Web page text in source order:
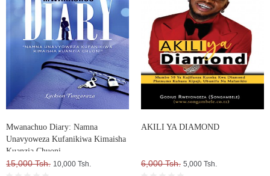
Mwanachuo Diary: Namna
Unavyoweza Kufanikiwa Kimaisha
Kuanzia Chuoni
15,000 Tsh. 10,000 Tsh.
AKILI YA DIAMOND
6,000 Tsh. 5,000 Tsh.